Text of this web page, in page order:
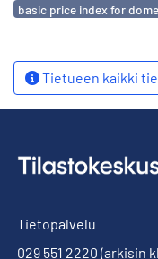
basic price index for
Tietueen kaikki
Tietopalvelu
029 551 2220 (arkisin